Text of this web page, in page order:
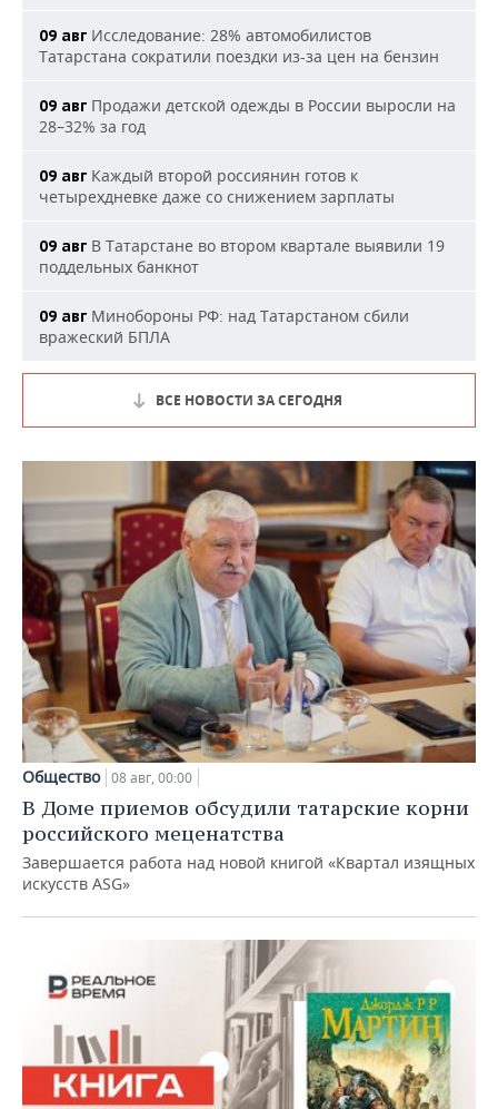
09 авг Исследование: 28% автомобилистов
Татарстана сократили поездки из-за цен на бензин
09 авг Продажи детской одежды в России выросли на
28–32% за год
09 авг Каждый второй россиянин готов к
четырехдневке даже со снижением зарплаты
09 авг В Татарстане во втором квартале выявили 19
поддельных банкнот
09 авг Минобороны РФ: над Татарстаном сбили
вражеский БПЛА
ВСЕ НОВОСТИ ЗА СЕГОДНЯ
Общество 08 авг, 00:00
В Доме приемов обсудили татарские корни
российского меценатства
Завершается работа над новой книгой «Квартал изящных
искусств ASG»